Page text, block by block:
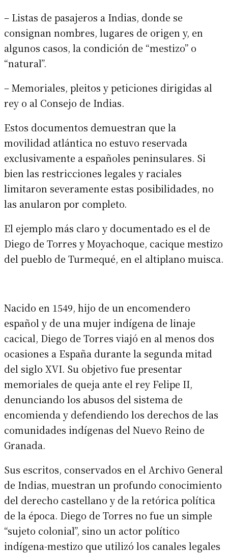
– Listas de pasajeros a Indias, donde se
consignan nombres, lugares de origen y, en
algunos casos, la condición de “mestizo” o
“natural”.
– Memoriales, pleitos y peticiones dirigidas al
rey o al Consejo de Indias.
Estos documentos demuestran que la
movilidad atlántica no estuvo reservada
exclusivamente a españoles peninsulares. Si
bien las restricciones legales y raciales
limitaron severamente estas posibilidades, no
las anularon por completo.
El ejemplo más claro y documentado es el de
Diego de Torres y Moyachoque, cacique mestizo
del pueblo de Turmequé, en el altiplano muisca.
Nacido en 1549, hijo de un encomendero
español y de una mujer indígena de linaje
cacical, Diego de Torres viajó en al menos dos
ocasiones a España durante la segunda mitad
del siglo XVI. Su objetivo fue presentar
memoriales de queja ante el rey Felipe II,
denunciando los abusos del sistema de
encomienda y defendiendo los derechos de las
comunidades indígenas del Nuevo Reino de
Granada.
Sus escritos, conservados en el Archivo General
de Indias, muestran un profundo conocimiento
del derecho castellano y de la retórica política
de la época. Diego de Torres no fue un simple
“sujeto colonial”, sino un actor político
indígena-mestizo que utilizó los canales legales